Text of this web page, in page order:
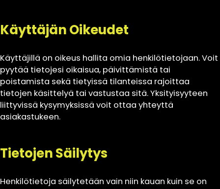
Käyttäjän Oikeudet
Käyttäjillä on oikeus hallita omia henkilötietojaan. Voit
pyytää tietojesi oikaisua, päivittämistä tai
poistamista sekä tietyissä tilanteissa rajoittaa
tietojen käsittelyä tai vastustaa sitä. Yksityisyyteen
liittyvissä kysymyksissä voit ottaa yhteyttä
asiakastukeen.
Tietojen Säilytys
Henkilötietoja säilytetään vain niin kauan kuin se on